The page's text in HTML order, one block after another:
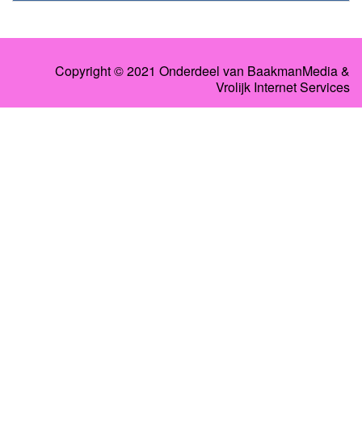
Copyright © 2021 Onderdeel van BaakmanMedia&
Vrolijk Internet Services